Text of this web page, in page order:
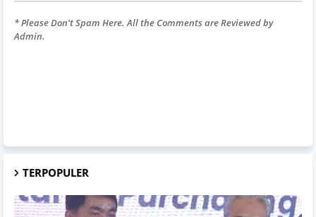
* Please Don't Spam Here. All the Comments are Reviewed by
Admin.
TERPOPULER